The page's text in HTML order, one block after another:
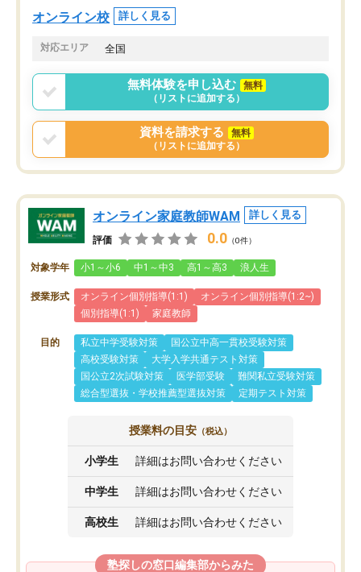
オンライン校 詳しく見る
対応エリア 全国
無料体験を申し込む
無料
（リストに追加する）
資料を請求する
無料
（リストに追加する）
オンライン家庭教師WAM 詳しく見る
評価 0.0 （0件）
対象学年 小1～小6 中1～中3 高1～高3 浪人生
授業形式 オンライン個別指導(1:1)
オンライン個別指導(1:2~)
個別指導(1:1)
家庭教師
目的 私立中学受験対策
国公立中高一貫校受験対策
高校受験対策
大学入学共通テスト対策
国公立2次試験対策
医学部受験
難関私立受験対策
総合型選抜・学校推薦型選抜対策
定期テスト対策
授業料の目安 （税込）
小学生 詳細はお問い合わせください
中学生 詳細はお問い合わせください
高校生 詳細はお問い合わせください
塾探しの窓口編集部からみた